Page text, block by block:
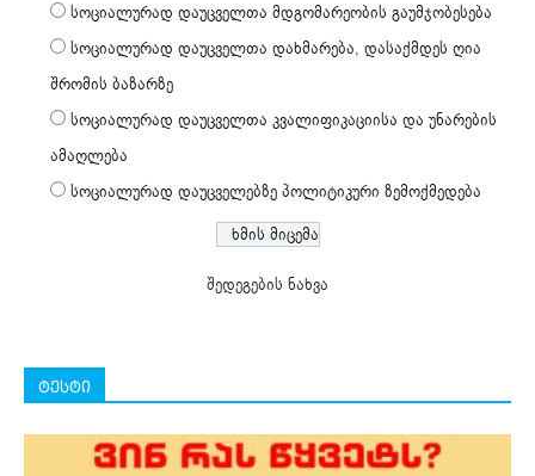
სოციალურად დაუცველთა მდგომარეობის გაუმჯობესება
სოციალურად დაუცველთა დახმარება, დასაქმდეს ღია
შრომის ბაზარზე
სოციალურად დაუცველთა კვალიფიკაციისა და უნარების
ამაღლება
სოციალურად დაუცველებზე პოლიტიკური ზემოქმედება
შედეგების ნახვა
ტესტი